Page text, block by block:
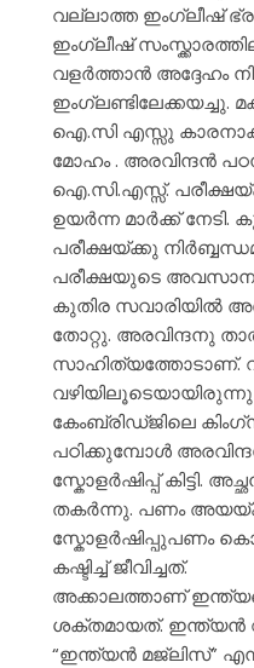
വല്ലാത്ത ഇംഗ്ലീഷ്
ഇംഗ്ലീഷ്
വളർത്താൻ അദ്ദേഹം
ഇംഗ്ലണ്ടിലേക്കയച്ചു.
ഐ.സി എസ്സു
മോഹം . അരവിന്ദൻ
ഐ.സി.എസ്സ്.
ഉയർന്ന മാർക്ക്
പരീക്ഷയ്ക്കു
പരീക്ഷയുടെ
കുതിര സവാരിയിൽ
തോറ്റു. അരവിന്ദനു
സാഹിത്യത്തോടാണ്.
വഴിയിലൂടെയായിരുന്നു
കേംബ്രിഡ്ജിലെ
പഠിക്കുമ്പോൾ
സ്കോളർഷിപ്പ് കിട്ടി.
തകർന്നു. പണം
സ്കോളർഷിപ്പുപണം
കഷ്ടിച്ച് ജീവിച്ചത്.
അക്കാലത്താണ്
ശക്തമായത്. ഇന്ത്യൻ
“ഇന്ത്യൻ മജ്ലിസ്”